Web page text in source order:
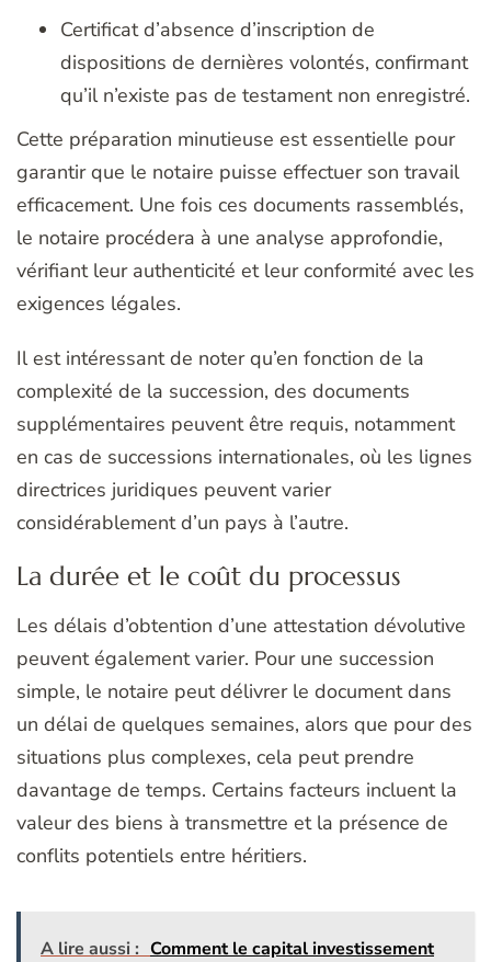
Certificat d’absence d’inscription de
dispositions de dernières volontés, confirmant
qu’il n’existe pas de testament non enregistré.
Cette préparation minutieuse est essentielle pour
garantir que le notaire puisse effectuer son travail
efficacement. Une fois ces documents rassemblés,
le notaire procédera à une analyse approfondie,
vérifiant leur authenticité et leur conformité avec les
exigences légales.
Il est intéressant de noter qu’en fonction de la
complexité de la succession, des documents
supplémentaires peuvent être requis, notamment
en cas de successions internationales, où les lignes
directrices juridiques peuvent varier
considérablement d’un pays à l’autre.
La durée et le coût du processus
Les délais d’obtention d’une attestation dévolutive
peuvent également varier. Pour une succession
simple, le notaire peut délivrer le document dans
un délai de quelques semaines, alors que pour des
situations plus complexes, cela peut prendre
davantage de temps. Certains facteurs incluent la
valeur des biens à transmettre et la présence de
conflits potentiels entre héritiers.
A lire aussi : Comment le capital investissement